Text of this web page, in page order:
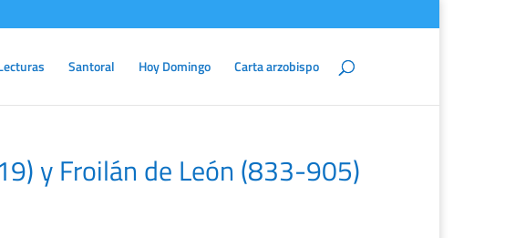
Santoral Hoy Domingo Carta arzobispo
y Froilán de León (833-905)